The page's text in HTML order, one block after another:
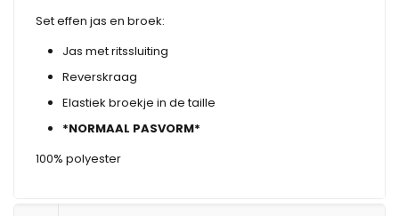
Set effen jas en broek:
Jas met ritssluiting
Reverskraag
Elastiek broekje in de taille
*NORMAAL PASVORM*
100% polyester